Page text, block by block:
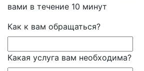
вами в течение 10 минут
Как к вам обращаться?
Какая услуга вам необходима?